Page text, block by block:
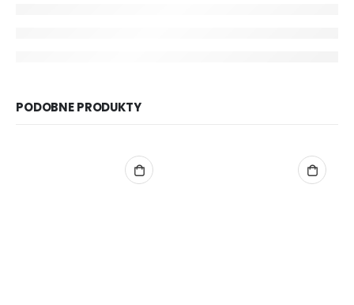
PODOBNE PRODUKTY